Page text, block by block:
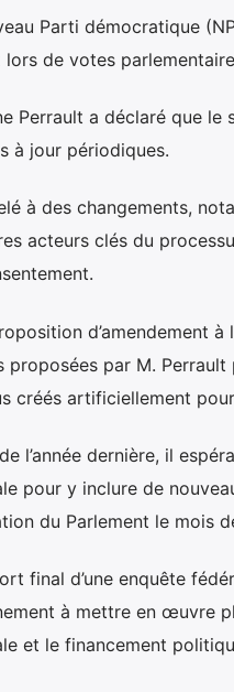
Parti démocratique
lors de votes
Perrault a déclaré que
à jour périodiques.
à des changements,
acteurs clés du
d’amendement
proposées par M.
créés artificiellement
l’année dernière, il
pour y inclure de
du Parlement le mois
final d’une enquête
à mettre en œuvre
et le financement